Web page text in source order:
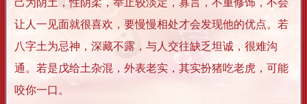
让人一见面就很喜欢，要慢慢相处才会发现他的优点。若
八字土为忌神，深藏不露，与人交往缺乏坦诚，很难沟
通。若是戊给土杂混，外表老实，其实扮猪吃老虎，可能
咬你一口。